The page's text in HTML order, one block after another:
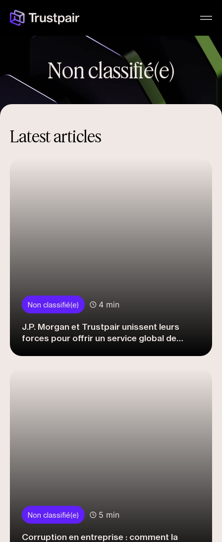
Non classifié(e)
Latest articles
Non classifié(e) 4 min
J.P. Morgan et Trustpair unissent leurs
forces pour offrir un service global de
Non classifié(e) 5 min
Corruption en entreprise : comment la